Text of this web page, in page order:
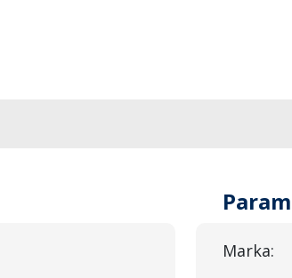
Marka: